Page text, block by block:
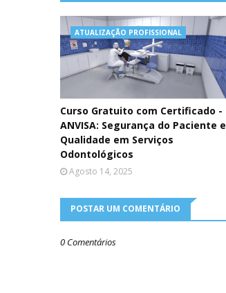
ATUALIZAÇÃO PROFISSIONAL
Curso Gratuito com Certificado -
ANVISA: Segurança do Paciente e
Qualidade em Serviços
Odontológicos
Agosto 14, 2025
POSTAR UM COMENTÁRIO
0 Comentários